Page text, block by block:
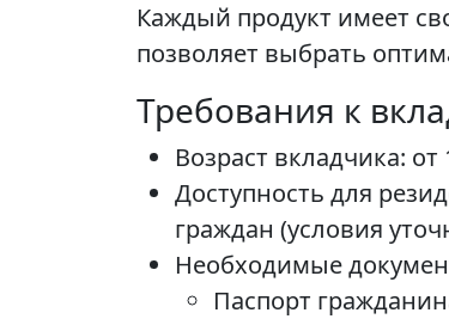
Каждый продукт имеет
позволяет выбрать
Требования к
Возраст вкладчика: от
Доступность для
граждан (условия
Необходимые
Паспорт